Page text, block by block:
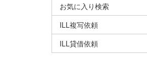
お気に入り検索
ILL複写依頼
ILL貸借依頼